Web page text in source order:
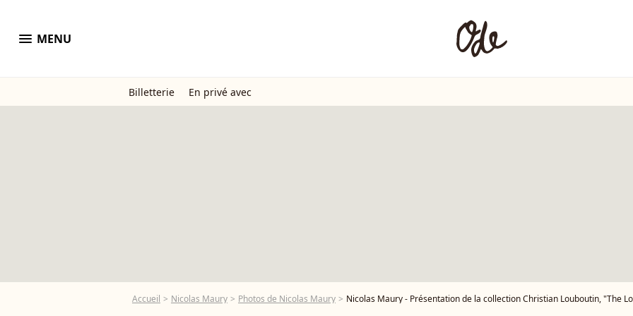
menu MENU
Billetterie En privé avec
Accueil Nicolas Maury Photos de Nicolas Maury Nicolas Maury - Présentation de la collection Christian Louboutin, "The Loubi Show", à l'Opéra Comique à